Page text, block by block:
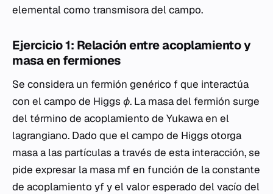
elemental como transmisora del campo.
Ejercicio 1: Relación entre acoplamiento y
masa en fermiones
Se considera un fermión genérico f que interactúa
con el campo de Higgs ϕ. La masa del fermión surge
del término de acoplamiento de Yukawa en el
lagrangiano. Dado que el campo de Higgs otorga
masa a las partículas a través de esta interacción, se
pide expresar la masa mf en función de la constante
de acoplamiento yf y el valor esperado del vacío del